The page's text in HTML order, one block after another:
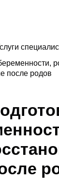
после родов